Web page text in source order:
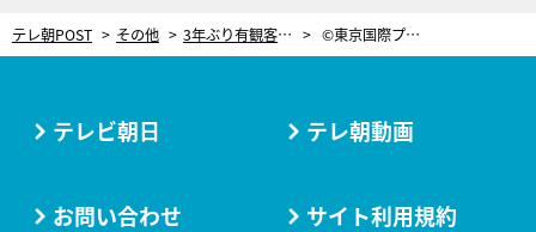
テレ朝POST その他 3年ぶり有観客開催！日本最大級、若手クリエイターによる空間映像の祭典 ©東京国際プロジェクションマッピングアワード実行委員会
テレビ朝日 テレ朝動画
お問い合わせ サイト利用規約